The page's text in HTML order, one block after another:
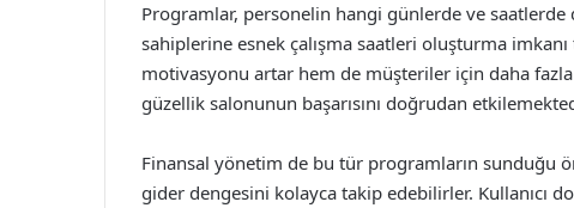
Programlar, personelin hangi günlerde ve saatlerde
sahiplerine esnek çalışma saatleri oluşturma imkanı
motivasyonu artar hem de müşteriler için daha
güzellik salonunun başarısını doğrudan
Finansal yönetim de bu tür programların sunduğu
gider dengesini kolayca takip edebilirler. Kullanıcı